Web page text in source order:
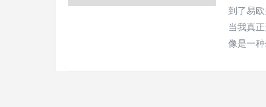
到了易
当我真
像是一